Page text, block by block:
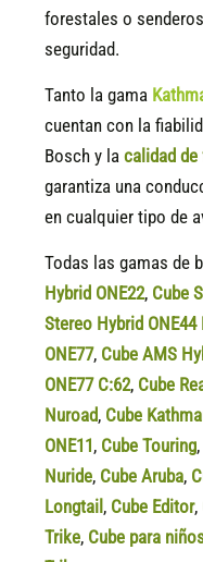
forestales o
seguridad.
Tanto la gama
cuentan con la
Bosch y lacalidad de
garantiza una
en cualquier tipo de
Todas las gamas de
Hybrid ONE22, Cube
Stereo Hybrid ONE44
ONE77, Cube AMS
ONE77 C:62, Cube
Nuroad, Cube
ONE11, Cube Touring,
Nuride, Cube Aruba,
Longtail , Cube Editor,
Trike, Cube para